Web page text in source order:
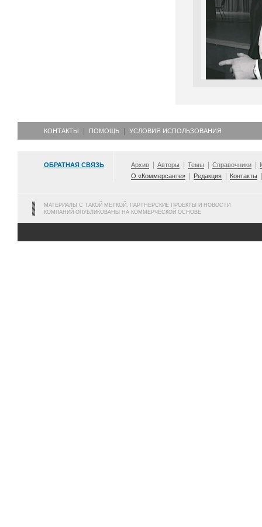
КОНТАКТЫ ПОМОЩЬ УСЛОВИЯ ИСПОЛЬЗОВАНИЯ
ОБРАТНАЯ СВЯЗЬ Архив Авторы Темы Справочники
О «Коммерсанте»
Редакция Контакты
МАТЕРИАЛЫ С ТАКОЙ МЕТКОЙ, ПАРТНЕРСКИЕ ПРОЕКТЫ И НОВОСТИ
КОМПАНИЙ ОПУБЛИКОВАНЫ НА КОММЕРЧЕСКОЙ ОСНОВЕ